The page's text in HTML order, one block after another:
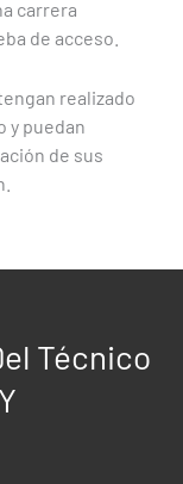
carrera
de acceso.
realizado
y puedan
de sus
Técnico